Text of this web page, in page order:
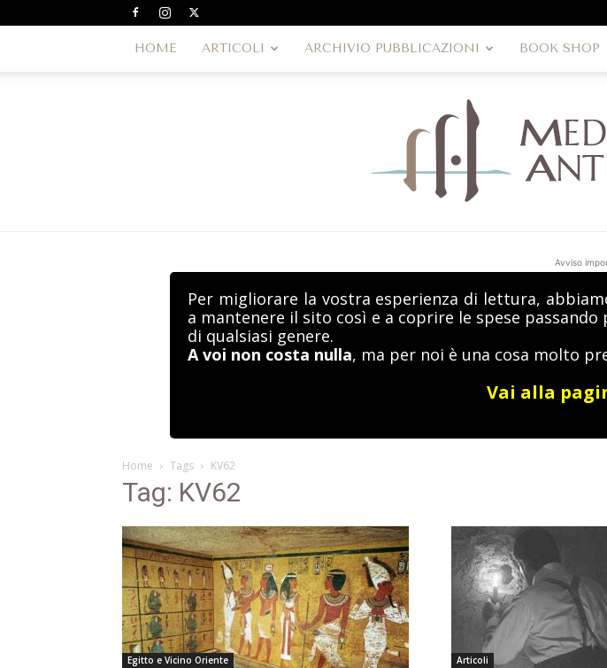
HOME ARTICOLI ARCHIVIO PUBBLICAZIONI BOOK SHOP
Avviso
Per migliorare la vostra esperienza di lettura,
a mantenere il sito così e a coprire le spese passando
di qualsiasi genere.
A voi non costa nulla, ma per noi è una cosa molto
Vai alla
Home Tags KV62
Tag: KV62
Egitto e Vicino Oriente Articoli